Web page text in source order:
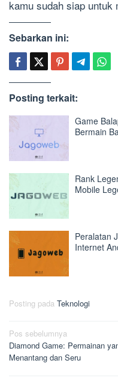
kamu sudah siap
Sebarkan ini:
Posting terkait:
Game
Bermain
Rank
Mobile
Peralatan
Internet
Posting pada Teknologi
Navigasi
pos
Pos sebelumnya
Diamond Game: Permainan
Menantang dan Seru